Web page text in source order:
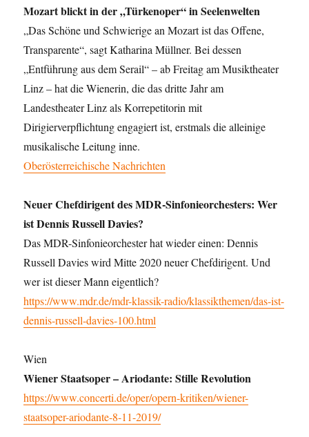
Mozart blickt in der „Türkenoper“ in Seelenwelten
„Das Schöne und Schwierige an Mozart ist das Offene,
Transparente“, sagt Katharina Müllner. Bei dessen
„Entführung aus dem Serail“ – ab Freitag am Musiktheater
Linz – hat die Wienerin, die das dritte Jahr am
Landestheater Linz als Korrepetitorin mit
Dirigierverpflichtung engagiert ist, erstmals die alleinige
musikalische Leitung inne.
Oberösterreichische Nachrichten
Neuer Chefdirigent des MDR-Sinfonieorchesters: Wer
ist Dennis Russell Davies?
Das MDR-Sinfonieorchester hat wieder einen: Dennis
Russell Davies wird Mitte 2020 neuer Chefdirigent. Und
wer ist dieser Mann eigentlich?
https://www.mdr.de/mdr-klassik-radio/klassikthemen/das-ist-
dennis-russell-davies-100.html
Wien
Wiener Staatsoper – Ariodante: Stille Revolution
https://www.concerti.de/oper/opern-kritiken/wiener-
staatsoper-ariodante-8-11-2019/